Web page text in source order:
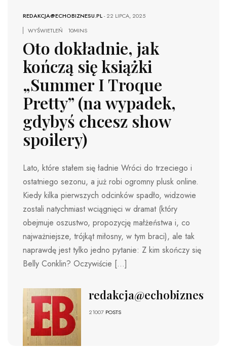
REDAKCJA@ECHOBIZNESU.PL-22 LIPCA, 2025
WYŚWIETLEŃ
10MINS
Oto dokładnie, jak
kończą się książki
„Summer I Troque
Pretty” (na wypadek,
gdybyś chcesz show
spoilery)
Lato, które stałem się ładnie Wróci do trzeciego i
ostatniego sezonu, a już robi ogromny plusk online.
Kiedy kilka pierwszych odcinków spadło, widzowie
zostali natychmiast wciągnięci w dramat (który
obejmuje oszustwo, propozycję małżeństwa i, co
najważniejsze, trójkąt miłosny, w tym braci), ale tak
naprawdę jest tylko jedno pytanie: Z kim skończy się
Belly Conklin? Oczywiście […]
redakcja@echobiznesu.pl
21007 POSTS